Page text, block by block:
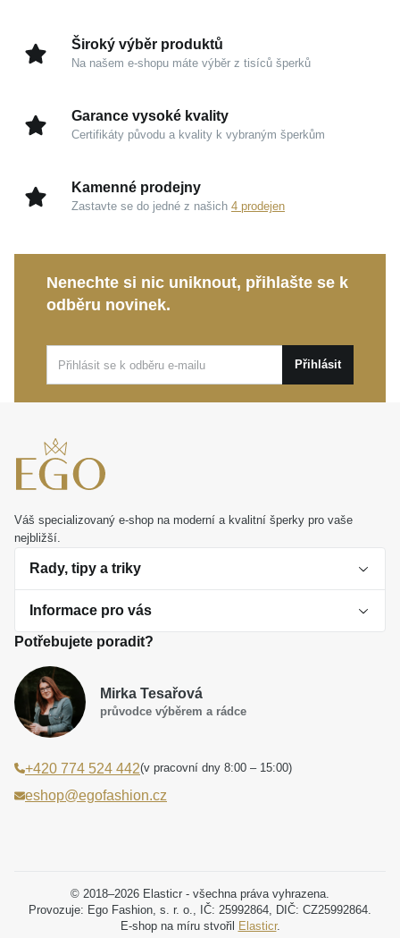
Široký výběr produktů
Na našem e-shopu máte výběr z tisíců šperků
Garance vysoké kvality
Certifikáty původu a kvality k vybraným šperkům
Kamenné prodejny
Zastavte se do jedné z našich 4 prodejen
Nenechte si nic uniknout, přihlašte se k
odběru novinek.
Přihlásit
Váš specializovaný e-shop na moderní a kvalitní šperky pro vaše
nejbližší.
Rady, tipy a triky
O perlách
Jak vybrat perlový šperk
Dárková inspirace
Smaltované a korálkové šperky jako trend
Laboratorní diamanty jsou budoucnost
Jak správně pečovat o šperky
Informace pro vás
Obchodní podmínky
Reklamační řád
Poučení o právu na odstoupení od smlouvy
Podmínky slev a akčních nabídek
Projekt registrace ochranné známky
Potřebujete poradit?
Mirka Tesařová
průvodce výběrem a rádce
+420 774 524 442(v pracovní dny 8:00 – 15:00)
eshop@egofashion.cz
© 2018–2026 Elasticr - všechna práva vyhrazena.
Provozuje: Ego Fashion, s. r. o., IČ: 25992864, DIČ: CZ25992864.
E-shop na míru stvořil
Elasticr.